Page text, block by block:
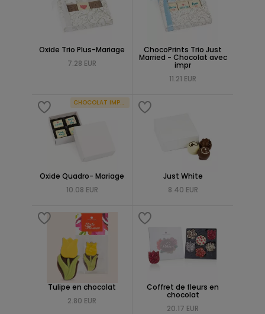
Oxide Trio Plus-Mariage
7.28 EUR
ChocoPrints Trio Just
Married - Chocolat avec
impr
11.21 EUR
CHOCOLAT IMPRIMÉ
Oxide Quadro- Mariage
10.08 EUR
Just White
8.40 EUR
Tulipe en chocolat
2.80 EUR
Coffret de fleurs en
chocolat
20.17 EUR